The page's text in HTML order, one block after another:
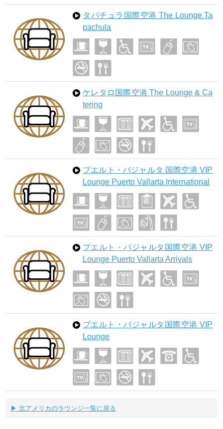
タパチュラ国際空港 The Lounge Ta
pachula
ケレタロ国際空港 The Lounge & Ca
tering
プエルト・バジャルタ 国際空港 VIP
Lounge Puerto Vallarta International
プエルト・バジャルタ国際空港 VIP
Lounge Puerto Vallarta Arrivals
プエルト・バジャルタ国際空港 VIP
Lounge
▶ 北アメリカのラウンジ一覧に戻る